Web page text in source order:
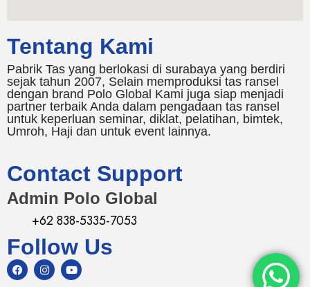
Tentang Kami
Pabrik Tas yang berlokasi di surabaya yang berdiri
sejak tahun 2007, Selain memproduksi tas ransel
dengan brand Polo Global Kami juga siap menjadi
partner terbaik Anda dalam pengadaan tas ransel
untuk keperluan seminar, diklat, pelatihan, bimtek,
Umroh, Haji dan untuk event lainnya.
Contact Support
Admin Polo Global
+62 838-5335-7053
Follow Us